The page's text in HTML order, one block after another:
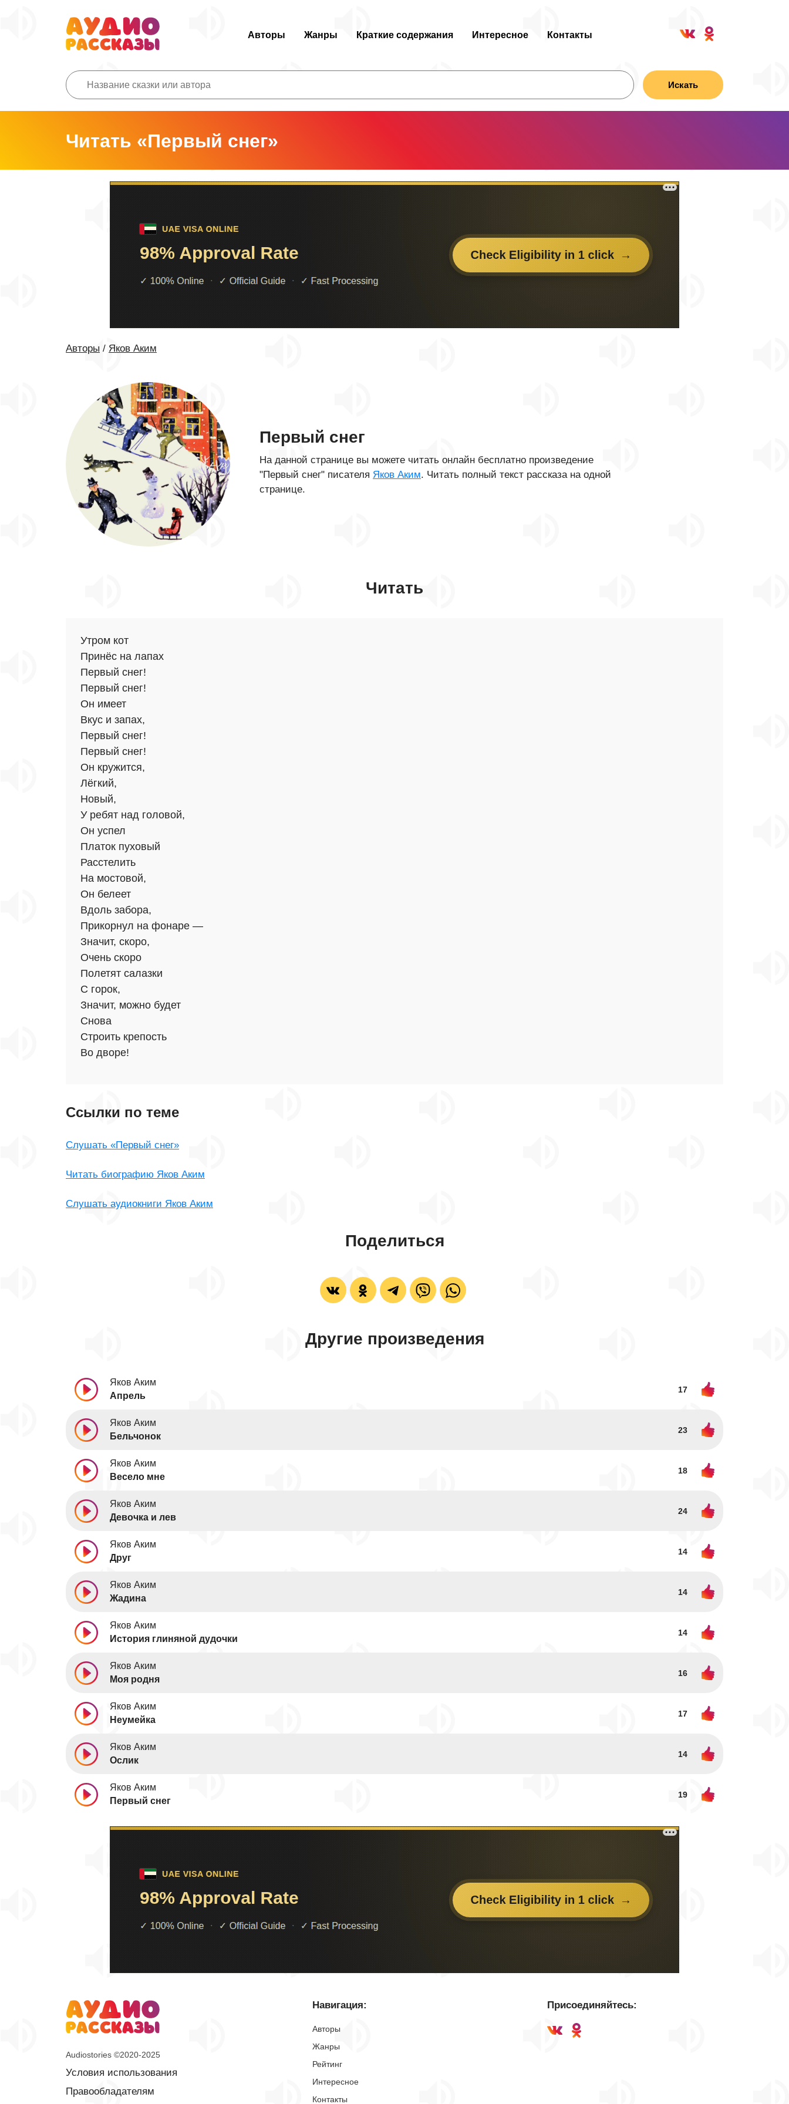
Авторы Жанры Краткие содержания Интересное Контакты
Искать
Читать «Первый снег»
Авторы / Яков Аким
Первый снег
На данной странице вы можете читать онлайн бесплатно произведение
"Первый снег" писателя Яков Аким. Читать полный текст рассказа на одной
странице.
Читать
Утром кот
Принёс на лапах
Первый снег!
Первый снег!
Он имеет
Вкус и запах,
Первый снег!
Первый снег!
Он кружится,
Лёгкий,
Новый,
У ребят над головой,
Он успел
Платок пуховый
Расстелить
На мостовой,
Он белеет
Вдоль забора,
Прикорнул на фонаре —
Значит, скоро,
Очень скоро
Полетят салазки
С горок,
Значит, можно будет
Снова
Строить крепость
Во дворе!
Ссылки по теме
Слушать «Первый снег»
Читать биографию Яков Аким
Слушать аудиокниги Яков Аким
Поделиться
Другие произведения
Яков Аким
Апрель
17
Яков Аким
Бельчонок
23
Яков Аким
Весело мне
18
Яков Аким
Девочка и лев
24
Яков Аким
Друг
14
Яков Аким
Жадина
14
Яков Аким
История глиняной дудочки
14
Яков Аким
Моя родня
16
Яков Аким
Неумейка
17
Яков Аким
Ослик
14
Яков Аким
Первый снег
19
Audiostories ©2020-2025
Условия использования
Правообладателям
Навигация:
Авторы
Жанры
Рейтинг
Интересное
Контакты
Присоединяйтесь: